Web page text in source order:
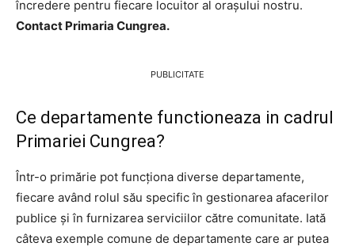
încredere pentru fiecare locuitor al orașului nostru.
Contact Primaria Cungrea.
PUBLICITATE
Ce departamente functioneaza in cadrul
Primariei Cungrea?
Într-o primărie pot funcționa diverse departamente,
fiecare având rolul său specific în gestionarea afacerilor
publice și în furnizarea serviciilor către comunitate. Iată
câteva exemple comune de departamente care ar putea